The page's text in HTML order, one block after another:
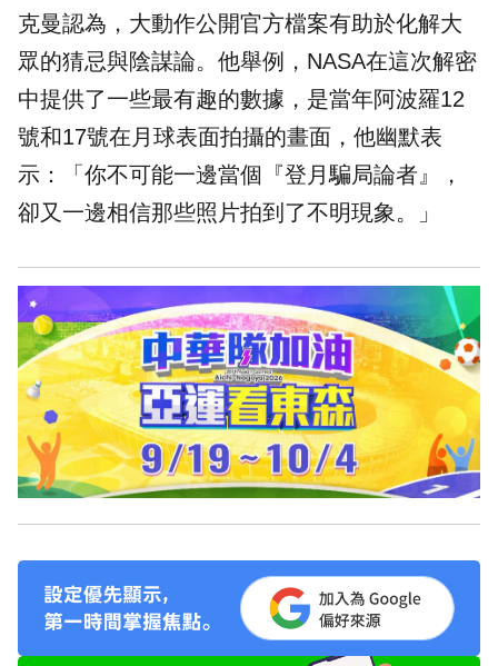
克曼認為，大動作公開官方檔案有助於化解大
眾的猜忌與陰謀論。他舉例，NASA在這次解密
中提供了一些最有趣的數據，是當年阿波羅12
號和17號在月球表面拍攝的畫面，他幽默表
示：「你不可能一邊當個『登月騙局論者』，
卻又一邊相信那些照片拍到了不明現象。」